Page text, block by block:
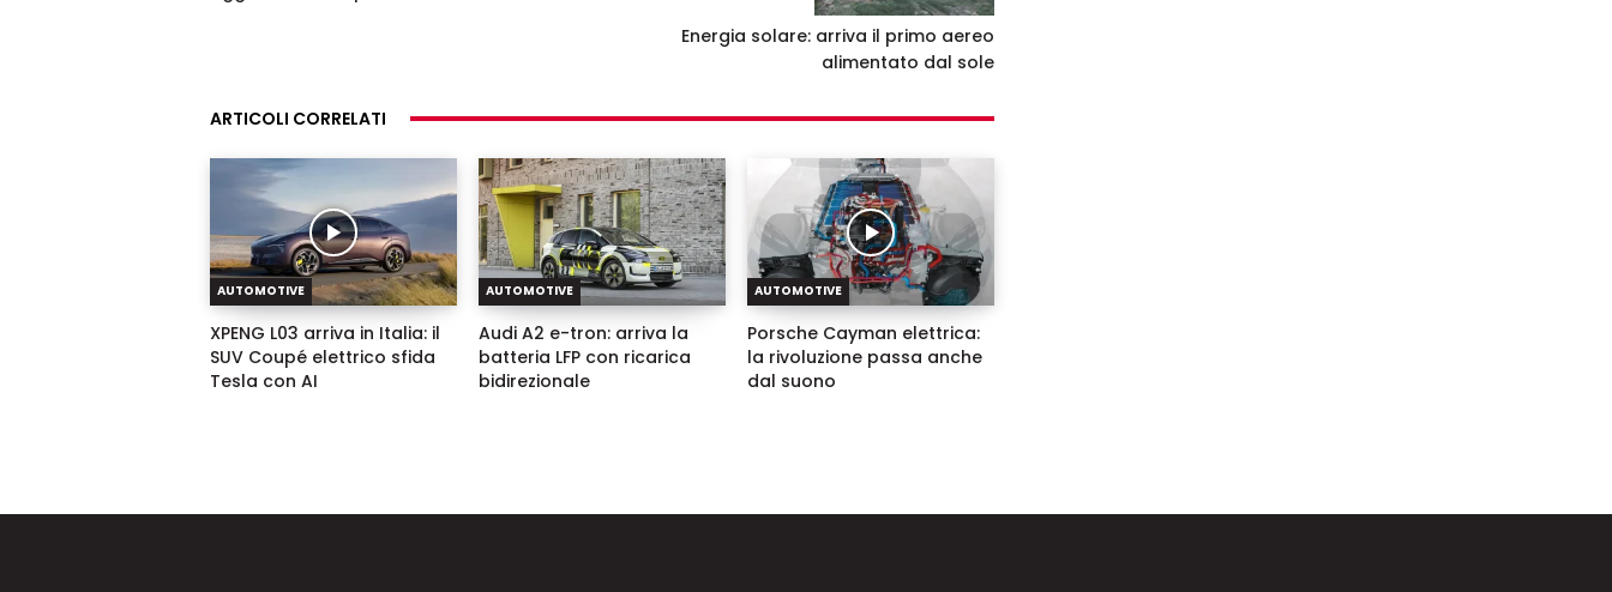
Energia solare: arriva il primo aereo
alimentato dal sole
ARTICOLI CORRELATI
AUTOMOTIVE
XPENG L03 arriva in Italia: il
SUV Coupé elettrico sfida
Tesla con AI
AUTOMOTIVE
Audi A2 e-tron: arriva la
batteria LFP con ricarica
bidirezionale
AUTOMOTIVE
Porsche Cayman elettrica:
la rivoluzione passa anche
dal suono